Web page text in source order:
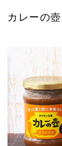
カレーの